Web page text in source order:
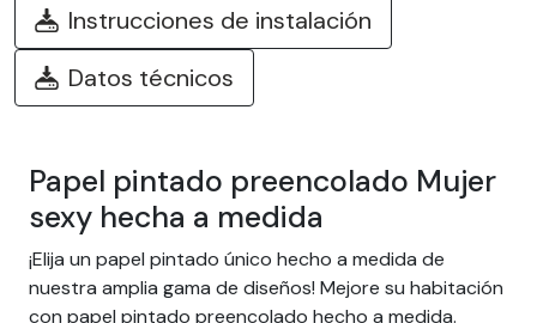
Instrucciones de instalación
Datos técnicos
Papel pintado preencolado Mujer
sexy hecha a medida
¡Elija un papel pintado único hecho a medida de
nuestra amplia gama de diseños! Mejore su habitación
con papel pintado preencolado hecho a medida.